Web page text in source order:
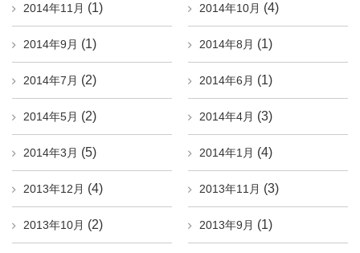
2014年11月 (1) 2014年10月 (4)
2014年9月 (1) 2014年8月 (1)
2014年7月 (2) 2014年6月 (1)
2014年5月 (2) 2014年4月 (3)
2014年3月 (5) 2014年1月 (4)
2013年12月 (4) 2013年11月 (3)
2013年10月 (2) 2013年9月 (1)